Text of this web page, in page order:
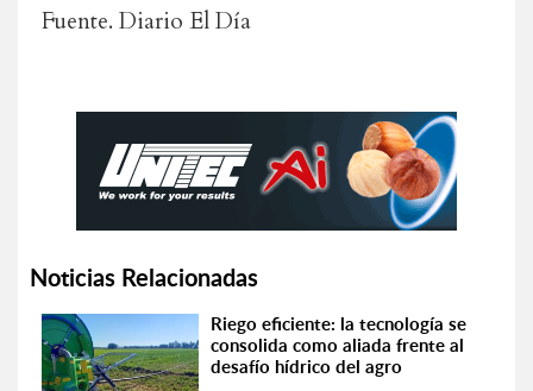
Fuente. Diario El Día
Noticias Relacionadas
Riego eficiente: la tecnología se
consolida como aliada frente al
desafío hídrico del agro